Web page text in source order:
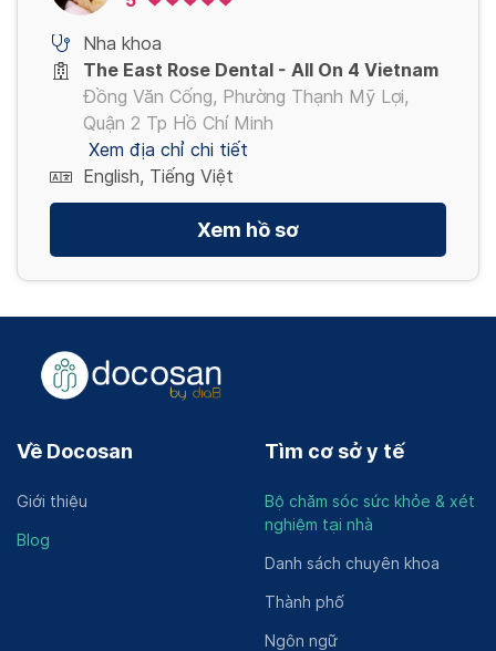
Nha khoa
The East Rose Dental - All On 4 Vietnam
Đồng Văn Cống, Phường Thạnh Mỹ Lợi,
Quận 2 Tp Hồ Chí Minh
Xem địa chỉ chi tiết
English, Tiếng Việt
Xem hồ sơ
Về Docosan
Giới thiệu
Blog
Tìm cơ sở y tế
Bộ chăm sóc sức khỏe & xét
nghiệm tại nhà
Danh sách chuyên khoa
Thành phố
Ngôn ngữ